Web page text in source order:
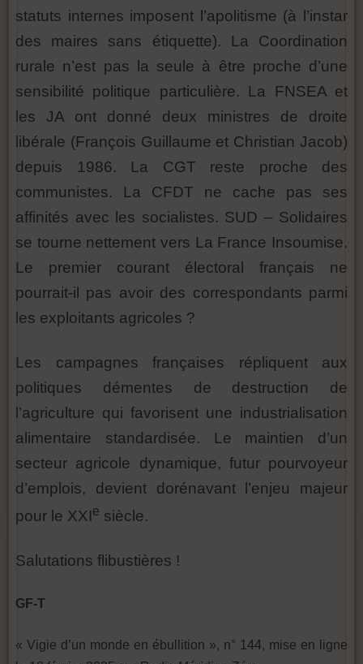
statuts internes imposent l’apolitisme (à l’instar
des maires sans étiquette). La Coordination
rurale n’est pas la seule à être proche d’une
sensibilité politique particulière. La FNSEA et
les JA ont donné deux ministres de droite
libérale (François Guillaume et Christian Jacob)
depuis 1986. La CGT reste proche des
communistes. La CFDT ne cache pas ses
affinités avec les socialistes. SUD – Solidaires
se tourne nettement vers La France Insoumise.
Le premier courant électoral français ne
pourrait-il pas avoir des correspondants parmi
les exploitants agricoles ?
Les campagnes françaises répliquent aux
politiques démentes de destruction de
l’agriculture qui favorisent une industrialisation
alimentaire standardisée. Le maintien d’un
secteur agricole dynamique, futur pourvoyeur
d’emplois, devient dorénavant l’enjeu majeur
pour le XXIe siècle.
Salutations flibustières !
GF-T
« Vigie d’un monde en ébullition », n° 144, mise en ligne